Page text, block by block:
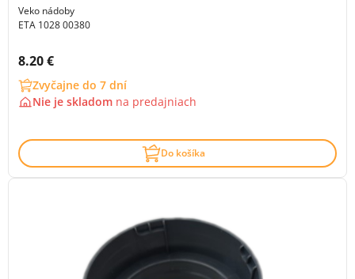
Veko nádoby
ETA 1028 00380
Cena s DPH:
8.20 €
Zvyčajne do 7 dní
Nie je skladom na predajniach
Do košíka